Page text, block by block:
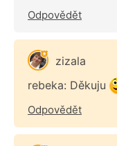
Odpovědět
zizala
rebeka: Děkuju
Odpovědět